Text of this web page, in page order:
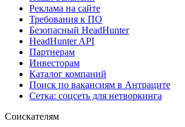
Реклама на сайте
Требования к ПО
Безопасный HeadHunter
HeadHunter API
Партнерам
Инвесторам
Каталог компаний
Поиск по вакансиям в Антраците
Сетка: соцсеть для нетворкинга
Соискателям